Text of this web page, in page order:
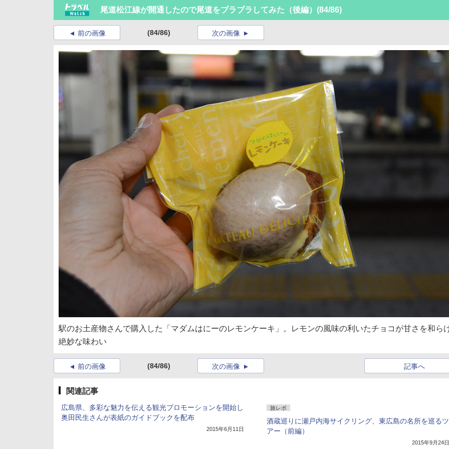
尾道松江線が開通したので尾道をブラブラしてみた（後編） (84/86)
前の画像 (84/86) 次の画像
駅のお土産物さんで購入した「マダムはにーのレモンケーキ」。レモンの風味の利いたチョコが甘さを和ら
絶妙な味わい
前の画像 (84/86) 記事へ
次の画像
関連記事
広島県、多彩な魅力を伝える観光プロモーションを開始し
奥田民生さんが表紙のガイドブックを配布
2015年6月11日
旅レポ
酒蔵巡りに瀬戸内海サイクリング、東広島の名所を巡るツ
アー（前編）
2015年9月24日